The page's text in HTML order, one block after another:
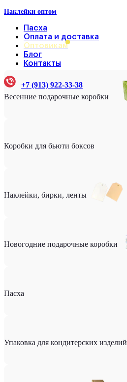
Наклейки оптом
Пасха
Оплата и доставка
Оптовикам
Блог
Контакты
+7 (913) 922-33-38
Весенние подарочные коробки
Коробки для бьюти боксов
Наклейки, бирки, ленты
Новогодние подарочные коробки
Пасха
Упаковка для кондитерских изделий